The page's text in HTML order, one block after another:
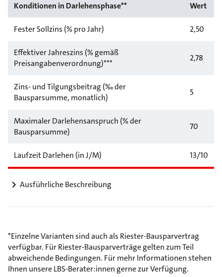
Konditionen in Darlehensphase** Wert
Fester Sollzins (% pro Jahr) 2,50
Effektiver Jahreszins (% gemäß
Preisangabenverordnung)***
2,78
Zins- und Tilgungsbeitrag (‰ der
Bausparsumme, monatlich)
5
Maximaler Darlehensanspruch (% der
Bausparsumme)
70
Laufzeit Darlehen (in J/M) 13/10
Ausführliche Beschreibung
*Einzelne Varianten sind auch als Riester-Bausparvertrag
verfügbar. Für Riester-Bausparverträge gelten zum Teil
abweichende Bedingungen. Für mehr Informationen stehen
Ihnen unsere LBS-Berater:innen gerne zur Verfügung.